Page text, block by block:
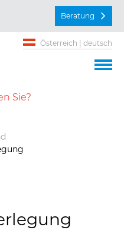
Beratung
Österreich | deutsch